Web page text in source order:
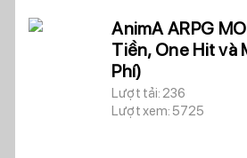
AnimA ARPG
Tiền, One Hit và
Phí)
Lượt tải: 236
Lượt xem: 5725